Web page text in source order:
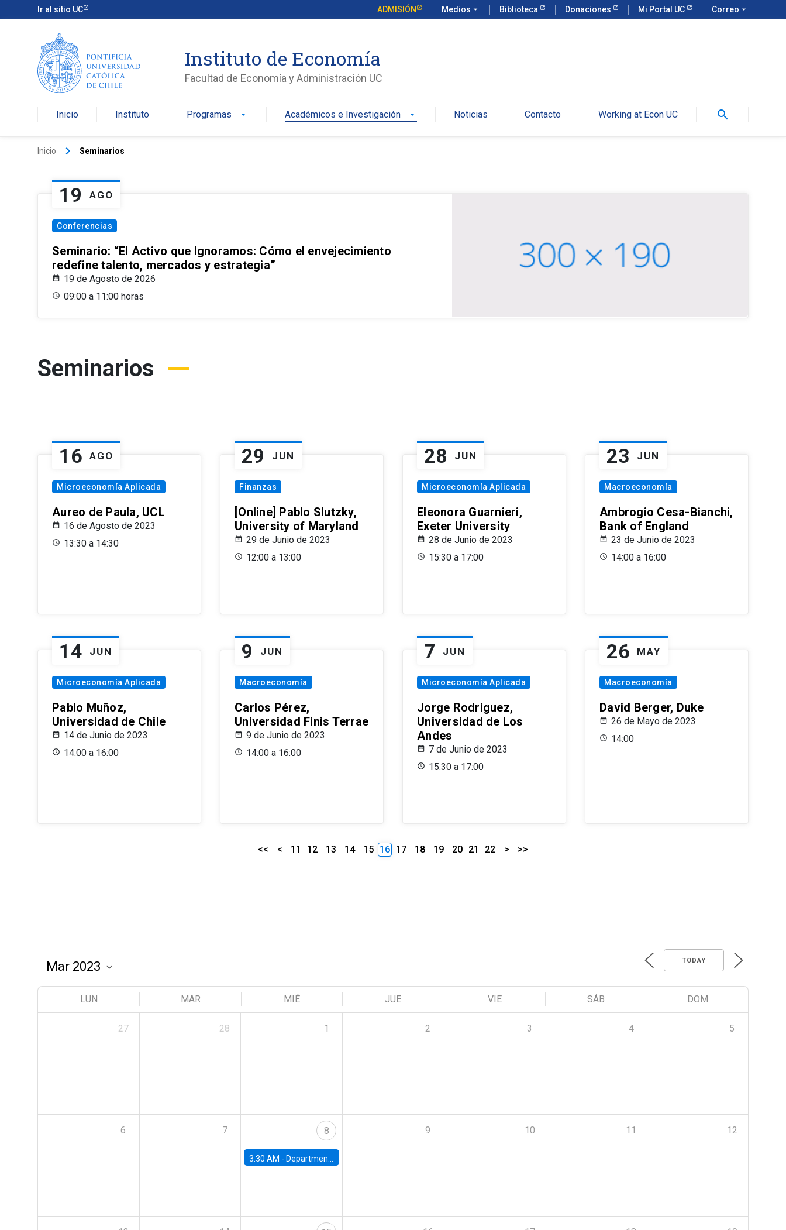
Ir al sitio UC ADMISIÓN Medios arrow_drop_down Biblioteca Donaciones Mi Portal UC Correo arrow_drop_down
Instituto de Economía
Facultad de Economía y Administración UC
Inicio Instituto Programas arrow_drop_down Académicos e Investigación arrow_drop_down Noticias Contacto Working at Econ UC search
Inicio keyboard_arrow_right Seminarios
19 AGO
Conferencias
Seminario: “El Activo que Ignoramos: Cómo el envejecimiento
redefine talento, mercados y estrategia”
19 de Agosto de 2026
09:00 a 11:00 horas
Seminarios
16 AGO
Microeconomía Aplicada
Aureo de Paula, UCL
16 de Agosto de 2023
13:30 a 14:30
29 JUN
Finanzas
[Online] Pablo Slutzky,
University of Maryland
29 de Junio de 2023
12:00 a 13:00
28 JUN
Microeconomía Aplicada
Eleonora Guarnieri,
Exeter University
28 de Junio de 2023
15:30 a 17:00
23 JUN
Macroeconomía
Ambrogio Cesa-Bianchi,
Bank of England
23 de Junio de 2023
14:00 a 16:00
14 JUN
Microeconomía Aplicada
Pablo Muñoz,
Universidad de Chile
14 de Junio de 2023
14:00 a 16:00
9 JUN
Macroeconomía
Carlos Pérez,
Universidad Finis Terrae
9 de Junio de 2023
14:00 a 16:00
7 JUN
Microeconomía Aplicada
Jorge Rodriguez,
Universidad de Los
Andes
7 de Junio de 2023
15:30 a 17:00
26 MAY
Macroeconomía
David Berger, Duke
26 de Mayo de 2023
14:00
<< < 11 12 13 14 15 16 17 18 19 20 21 22 > >>
TODAY
LUN MAR MIÉ JUE VIE SÁB DOM
27 28 1 2 3 4 5
6 7 8
3:30 AM - Department Seminar: James Robinson
9 10 11 12